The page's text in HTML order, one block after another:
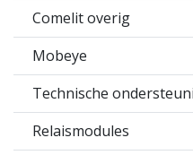
Comelit overig
Mobeye
Technische
Relaismodules